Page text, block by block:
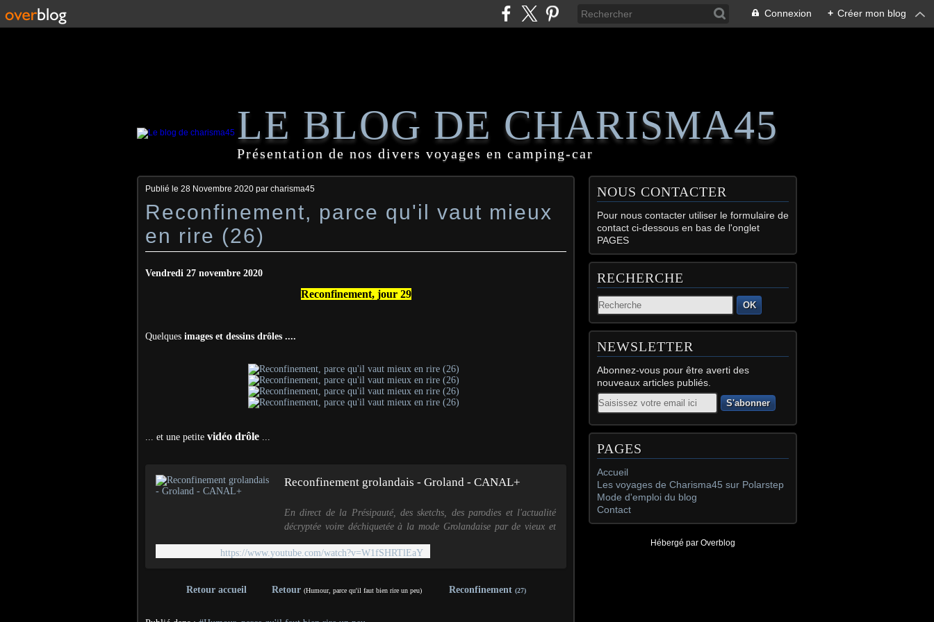
Connexion + Créer mon blog
LE BLOG DE CHARISMA45
Présentation de nos divers voyages en camping-car
Publié le 28 Novembre 2020 par charisma45
Reconfinement, parce qu'il vaut mieux
en rire (26)
Vendredi 27 novembre 2020
Reconfinement, jour 29
Quelques images et dessins drôles ....
... et une petite vidéo drôle ...
Reconfinement grolandais - Groland - CANAL+
En direct de la Présipauté, des sketchs, des parodies et l'actualité
décryptée voire déchiquetée à la mode Grolandaise par de vieux et
https://www.youtube.com/watch?v=W1fSHRTlEaY
Retour accueil Retour (Humour, parce qu'il faut bien rire un peu) Reconfinement (27)
NOUS CONTACTER
Pour nous contacter utiliser le formulaire de
contact ci-dessous en bas de l'onglet
PAGES
RECHERCHE
OK
NEWSLETTER
Abonnez-vous pour être averti des
nouveaux articles publiés.
Email
PAGES
Accueil
Les voyages de Charisma45 sur Polarstep
Mode d'emploi du blog
Contact
Hébergé par Overblog